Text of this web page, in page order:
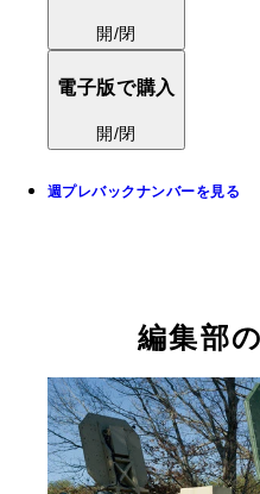
開/閉
電子版で購入
開/閉
週プレバックナンバーを見る
編集部